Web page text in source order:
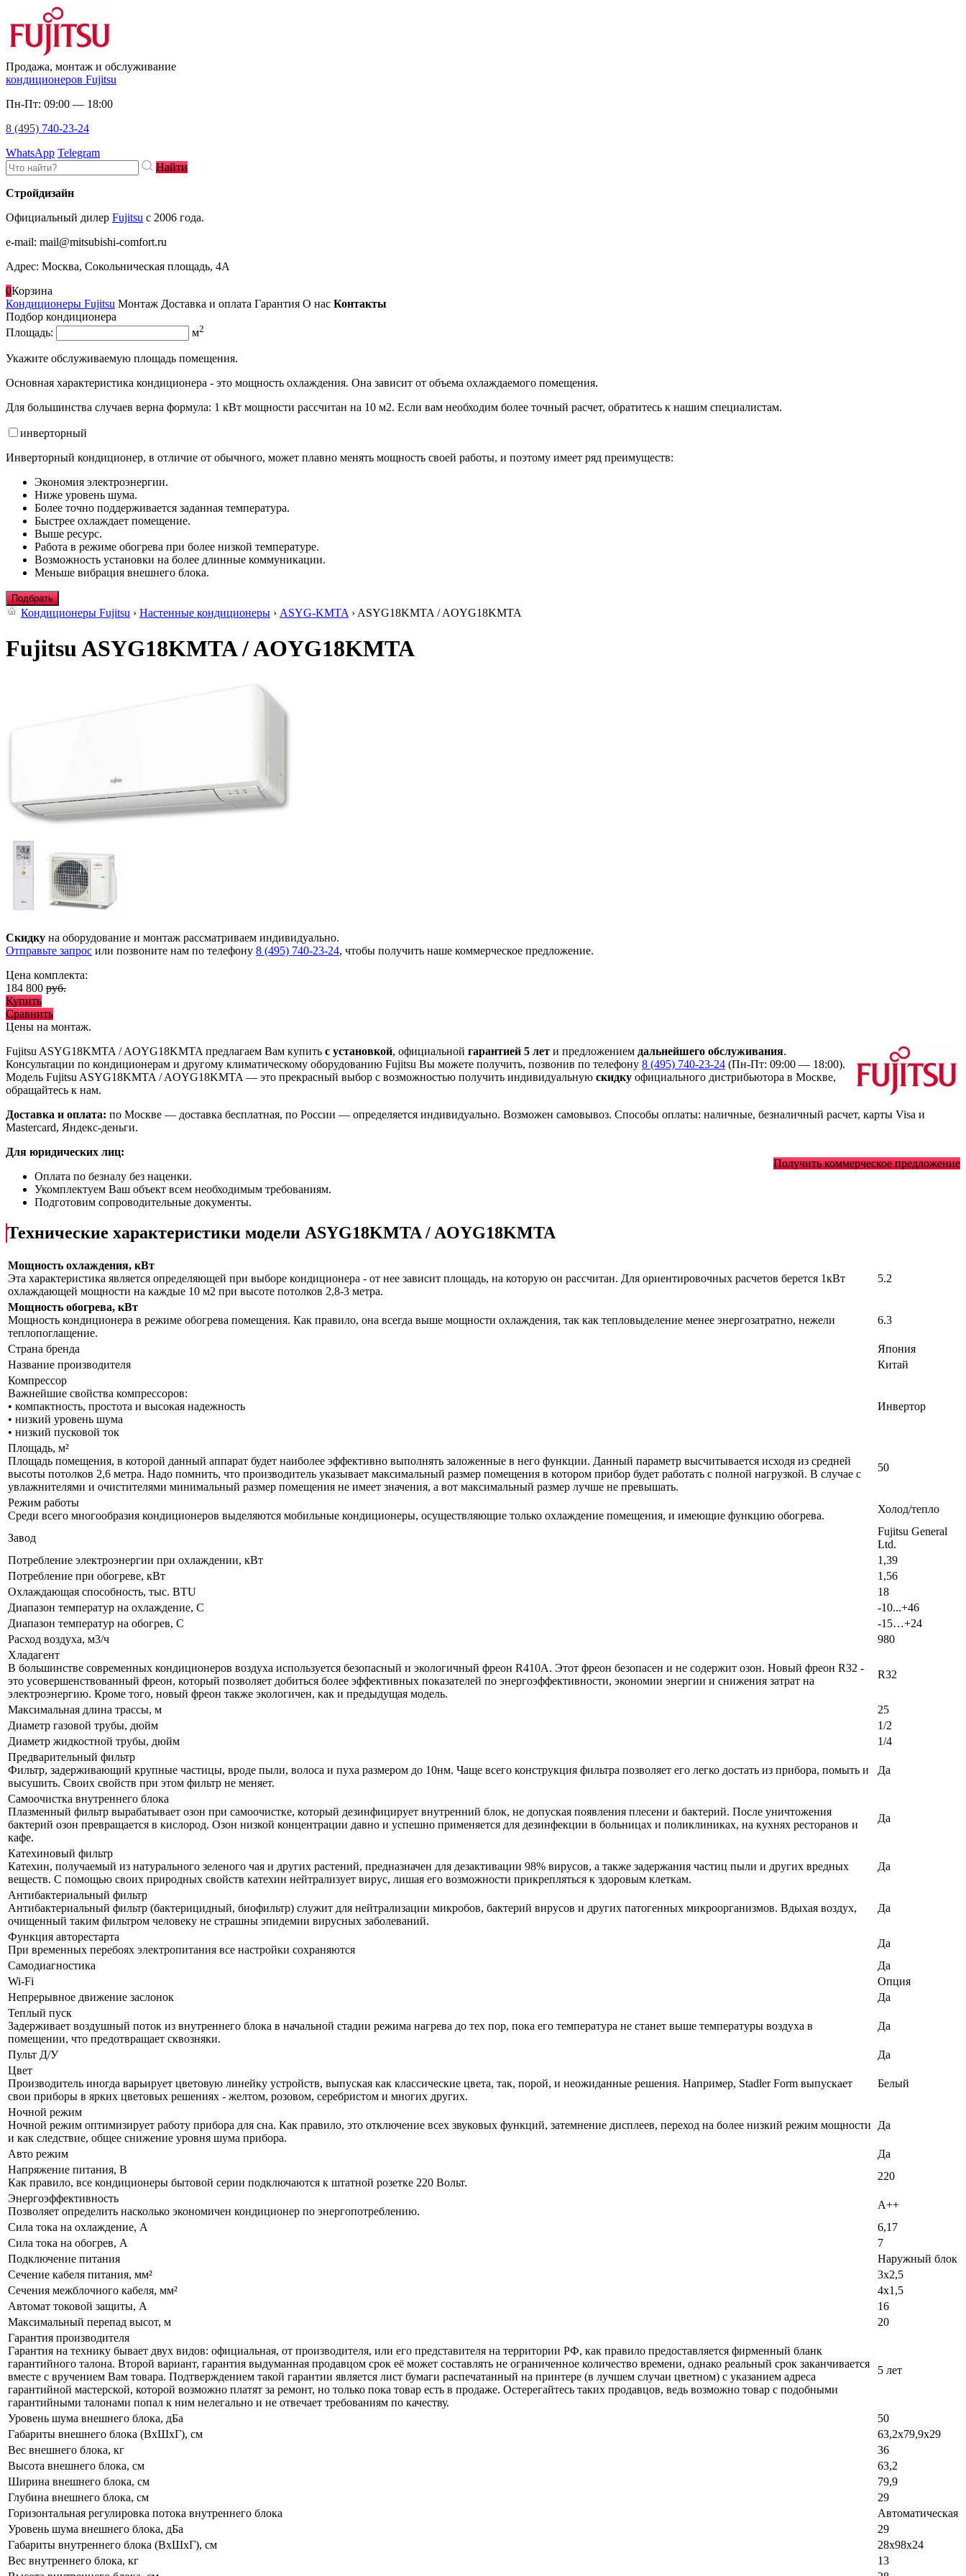
Продажа, монтаж и обслуживание
кондиционеров Fujitsu
Пн-Пт: 09:00 — 18:00
8 (495) 740-23-24
WhatsApp Telegram
Найти
Стройдизайн
Официальный дилер Fujitsu c 2006 года.
e-mail: mail@mitsubishi-comfort.ru
Адрес: Москва, Сокольническая площадь, 4А
0Корзина
Кондиционеры Fujitsu Монтаж Доставка и оплата Гарантия О нас Контакты
Подбор кондиционера
Площадь:
м2
Укажите обслуживаемую площадь помещения.
Основная характеристика кондиционера - это мощность охлаждения. Она зависит от объема охлаждаемого помещения.
Для большинства случаев верна формула: 1 кВт мощности рассчитан на 10 м2. Если вам необходим более точный расчет, обратитесь к нашим специалистам.
инверторный
Инверторный кондиционер, в отличие от обычного, может плавно менять мощность своей работы, и поэтому имеет ряд преимуществ:
Экономия электроэнергии.
Ниже уровень шума.
Более точно поддерживается заданная температура.
Быстрее охлаждает помещение.
Выше ресурс.
Работа в режиме обогрева при более низкой температуре.
Возможность установки на более длинные коммуникации.
Меньше вибрация внешнего блока.
Подбрать
Кондиционеры Fujitsu › Настенные кондиционеры › ASYG-KMTA › ASYG18KMTA / AOYG18KMTA
Fujitsu ASYG18KMTA / AOYG18KMTA
Скидку на оборудование и монтаж рассматриваем индивидуально.
Отправьте запрос или позвоните нам по телефону 8 (495) 740-23-24, чтобы получить наше коммерческое предложение.
Цена комплекта:
184 800 руб.
Купить
Сравнить
Цены на монтаж.
Fujitsu ASYG18KMTA / AOYG18KMTA предлагаем Вам купить с установкой, официальной гарантией 5 лет и предложением дальнейшего обслуживания.
Консультации по кондиционерам и другому климатическому оборудованию Fujitsu Вы можете получить, позвонив по телефону 8 (495) 740-23-24 (Пн-Пт: 09:00 — 18:00).
Модель Fujitsu ASYG18KMTA / AOYG18KMTA — это прекрасный выбор с возможностью получить индивидуальную скидку официального дистрибьютора в Москве,
обращайтесь к нам.
Доставка и оплата: по Москве — доставка бесплатная, по России — определяется индивидуально. Возможен самовывоз. Способы оплаты: наличные, безналичный расчет, карты Visa и
Mastercard, Яндекс-деньги.
Получить коммерческое предложение
Для юридических лиц:
Оплата по безналу без наценки.
Укомплектуем Ваш объект всем необходимым требованиям.
Подготовим сопроводительные документы.
Технические характеристики модели ASYG18KMTA / AOYG18KMTA
Мощность охлаждения, кВт
Эта характеристика является определяющей при выборе кондиционера - от нее зависит площадь, на которую он рассчитан. Для ориентировочных расчетов берется 1кВт
охлаждающей мощности на каждые 10 м2 при высоте потолков 2,8-3 метра.
5.2
Мощность обогрева, кВт
Мощность кондиционера в режиме обогрева помещения. Как правило, она всегда выше мощности охлаждения, так как тепловыделение менее энергозатратно, нежели
теплопоглащение.
6.3
Страна бренда
Япония
Название производителя
Китай
Компрессор
Важнейшие свойства компрессоров:
• компактность, простота и высокая надежность
• низкий уровень шума
• низкий пусковой ток
Инвертор
Площадь, м²
Площадь помещения, в которой данный аппарат будет наиболее эффективно выполнять заложенные в него функции. Данный параметр высчитывается исходя из средней
высоты потолков 2,6 метра. Надо помнить, что производитель указывает максимальный размер помещения в котором прибор будет работать с полной нагрузкой. В случае с
увлажнителями и очистителями минимальный размер помещения не имеет значения, а вот максимальный размер лучше не превышать.
50
Режим работы
Среди всего многообразия кондиционеров выделяются мобильные кондиционеры, осуществляющие только охлаждение помещения, и имеющие функцию обогрева.
Холод/тепло
Завод
Fujitsu General
Ltd.
Потребление электроэнергии при охлаждении, кВт
1,39
Потребление при обогреве, кВт
1,56
Охлаждающая способность, тыс. BTU
18
Диапазон температур на охлаждение, С
-10...+46
Диапазон температур на обогрев, С
-15…+24
Расход воздуха, м3/ч
980
Хладагент
В большинстве современных кондиционеров воздуха используется безопасный и экологичный фреон R410A. Этот фреон безопасен и не содержит озон. Новый фреон R32 -
это усовершенствованный фреон, который позволяет добиться более эффективных показателей по энергоэффективности, экономии энергии и снижения затрат на
электроэнергию. Кроме того, новый фреон также экологичен, как и предыдущая модель.
R32
Максимальная длина трассы, м
25
Диаметр газовой трубы, дюйм
1/2
Диаметр жидкостной трубы, дюйм
1/4
Предварительный фильтр
Фильтр, задерживающий крупные частицы, вроде пыли, волоса и пуха размером до 10нм. Чаще всего конструкция фильтра позволяет его легко достать из прибора, помыть и
высушить. Своих свойств при этом фильтр не меняет.
Да
Самоочистка внутреннего блока
Плазменный фильтр вырабатывает озон при самоочистке, который дезинфицирует внутренний блок, не допуская появления плесени и бактерий. После уничтожения
бактерий озон превращается в кислород. Озон низкой концентрации давно и успешно применяется для дезинфекции в больницах и поликлиниках, на кухнях ресторанов и
кафе.
Да
Катехиновый фильтр
Катехин, получаемый из натурального зеленого чая и других растений, предназначен для дезактивации 98% вирусов, а также задержания частиц пыли и других вредных
веществ. С помощью своих природных свойств катехин нейтрализует вирус, лишая его возможности прикрепляться к здоровым клеткам.
Да
Антибактериальный фильтр
Антибактериальный фильтр (бактерицидный, биофильтр) служит для нейтрализации микробов, бактерий вирусов и других патогенных микроорганизмов. Вдыхая воздух,
очищенный таким фильтром человеку не страшны эпидемии вирусных заболеваний.
Да
Функция авторестарта
При временных перебоях электропитания все настройки сохраняются
Да
Самодиагностика
Да
Wi-Fi
Опция
Непрерывное движение заслонок
Да
Теплый пуск
Задерживает воздушный поток из внутреннего блока в начальной стадии режима нагрева до тех пор, пока его температура не станет выше температуры воздуха в
помещении, что предотвращает сквозняки.
Да
Пульт Д/У
Да
Цвет
Производитель иногда варьирует цветовую линейку устройств, выпуская как классические цвета, так, порой, и неожиданные решения. Например, Stadler Form выпускает
свои приборы в ярких цветовых решениях - желтом, розовом, серебристом и многих других.
Белый
Ночной режим
Ночной режим оптимизирует работу прибора для сна. Как правило, это отключение всех звуковых функций, затемнение дисплеев, переход на более низкий режим мощности
и как следствие, общее снижение уровня шума прибора.
Да
Авто режим
Да
Напряжение питания, В
Как правило, все кондиционеры бытовой серии подключаются к штатной розетке 220 Вольт.
220
Энергоэффективность
Позволяет определить насколько экономичен кондиционер по энергопотреблению.
A++
Сила тока на охлаждение, А
6,17
Сила тока на обогрев, А
7
Подключение питания
Наружный блок
Сечение кабеля питания, мм²
3х2,5
Сечения межблочного кабеля, мм²
4х1,5
Автомат токовой защиты, А
16
Максимальный перепад высот, м
20
Гарантия производителя
Гарантия на технику бывает двух видов: официальная, от производителя, или его представителя на территории РФ, как правило предоставляется фирменный бланк
гарантийного талона. Второй вариант, гарантия выдуманная продавцом срок её может составлять не ограниченное количество времени, однако реальный срок заканчивается
вместе с вручением Вам товара. Подтверждением такой гарантии является лист бумаги распечатанный на принтере (в лучшем случаи цветном) с указанием адреса
гарантийной мастерской, которой возможно платят за ремонт, но только пока товар есть в продаже. Остерегайтесь таких продавцов, ведь возможно товар с подобными
гарантийными талонами попал к ним нелегально и не отвечает требованиям по качеству.
5 лет
Уровень шума внешнего блока, дБа
50
Габариты внешнего блока (ВхШхГ), см
63,2х79,9х29
Вес внешнего блока, кг
36
Высота внешнего блока, см
63,2
Ширина внешнего блока, см
79,9
Глубина внешнего блока, см
29
Горизонтальная регулировка потока внутреннего блока
Автоматическая
Уровень шума внешнего блока, дБа
29
Габариты внутреннего блока (ВхШхГ), см
28х98х24
Вес внутреннего блока, кг
13